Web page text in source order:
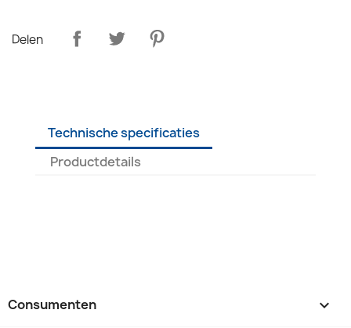
Delen
Technische specificaties
Productdetails
Consumenten 